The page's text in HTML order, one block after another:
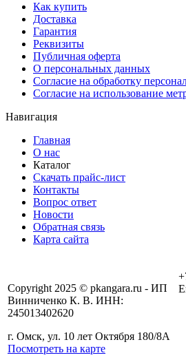
Как купить
Доставка
Гарантия
Реквизиты
Публичная оферта
О персональных данных
Согласие на обработку
Согласие на использование
Навигация
Главная
О нас
Каталог
Скачать прайс-лист
Контакты
Вопрос ответ
Новости
Обратная связь
Карта сайта
Copyright 2025 © pkangara.ru - ИП
Винниченко К. В. ИНН:
245013402620
г. Омск, ул. 10 лет Октября 180/8А
Посмотреть на карте